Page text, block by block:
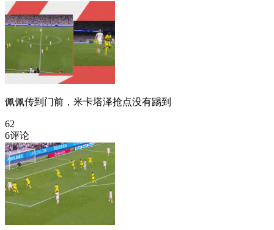
佩佩传到门前，米卡塔泽抢点没有踢到
62
6评论